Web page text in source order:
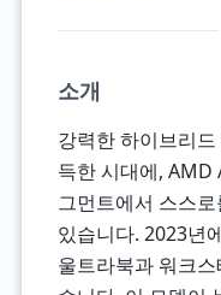
소개
강력한 하이브리
득한 시대에, AMD
그먼트에서 스스
있습니다. 2023년
울트라북과 워크